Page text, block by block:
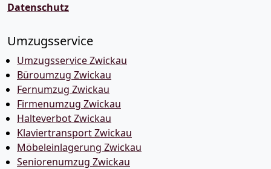
Datenschutz
Umzugsservice
Umzugsservice Zwickau
Büroumzug Zwickau
Fernumzug Zwickau
Firmenumzug Zwickau
Halteverbot Zwickau
Klaviertransport Zwickau
Möbeleinlagerung Zwickau
Seniorenumzug Zwickau